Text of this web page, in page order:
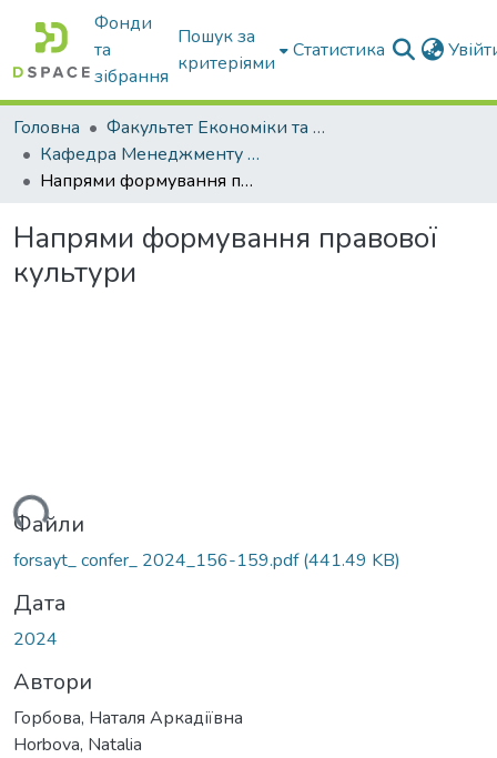
Фонди
та
зібрання
Пошук за
критеріями
Статистика
Головна
Факультет Економіки та бізнесу
Кафедра Менеджменту та публічного адміністрування
Напрями формування правової культури
Напрями формування правової
культури
Файли
forsayt_ confer_ 2024_156-159.pdf(441.49 KB)
Дата
2024
Автори
Горбова, Наталя Аркадіївна
Horbova, Natalia